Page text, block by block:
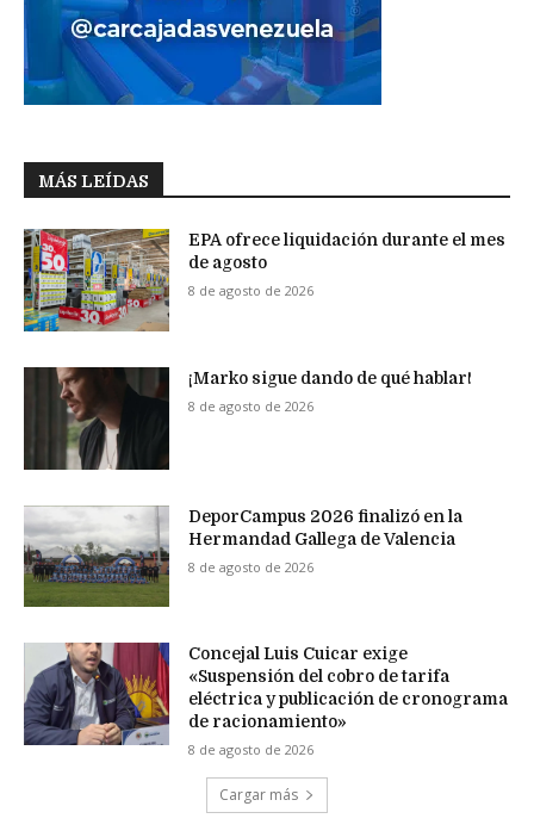
MÁS LEÍDAS
EPA ofrece liquidación durante el mes
de agosto
8 de agosto de 2026
¡Marko sigue dando de qué hablar!
8 de agosto de 2026
DeporCampus 2026 finalizó en la
Hermandad Gallega de Valencia
8 de agosto de 2026
Concejal Luis Cuicar exige
«Suspensión del cobro de tarifa
eléctrica y publicación de cronograma
de racionamiento»
8 de agosto de 2026
Cargar más